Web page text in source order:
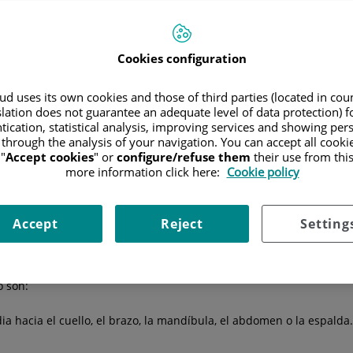
se produce cuandoel corazón no recibe suficiente sangre
internas.
que las arterias coronarias se taponan parcialmente, un infarto
no se recupera, ya que
. Por lo
se ve deteriorada, en la mayoría de los casos pueden
son:
hacia el cuello, el brazo, la mandíbula, el abdomen o la espalda.
Cookies configuration
uses its own cookies and those of third parties (located in
does not guarantee an adequate level of data protection)
statistical analysis, improving services and showing
the analysis of your navigation. You can accept all
Accept cookies" or configure/refuse them their use from this
more information click here: Cookie policy
Reject
Accept